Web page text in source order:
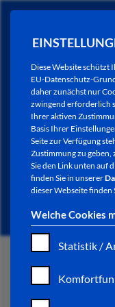
Diese Website schützt
EU-Datenschutz-
daher zunächst nur
zwingend erforderlich
Ihrer aktiven
Basis Ihrer
Seite zur Verfügung
Zustimmung zu
Sie den Link unten auf
finden Sie in unserer
dieser Webseite finden
Welche Cookies
Statistik /
AKTUELLES
START